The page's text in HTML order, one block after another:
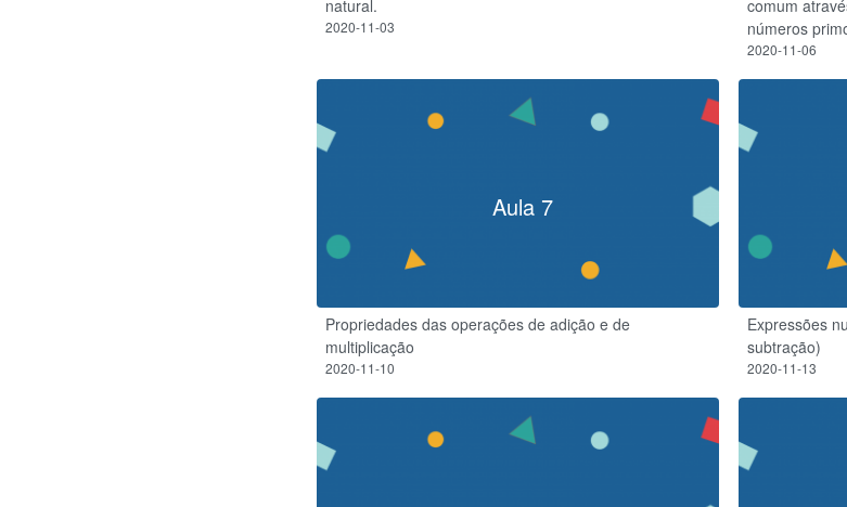
natural.
2020-11-03
comum
números
2020-11-06
Aula 7
Propriedades das operações de adição e de
multiplicação
2020-11-10
Expressões
subtração)
2020-11-13